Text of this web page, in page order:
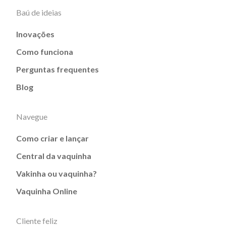
Baú de ideias
Inovações
Como funciona
Perguntas frequentes
Blog
Navegue
Como criar e lançar
Central da vaquinha
Vakinha ou vaquinha?
Vaquinha Online
Cliente feliz